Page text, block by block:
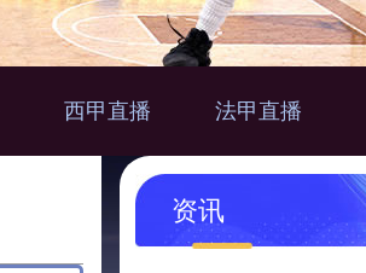
西甲直播 法甲直播
资讯